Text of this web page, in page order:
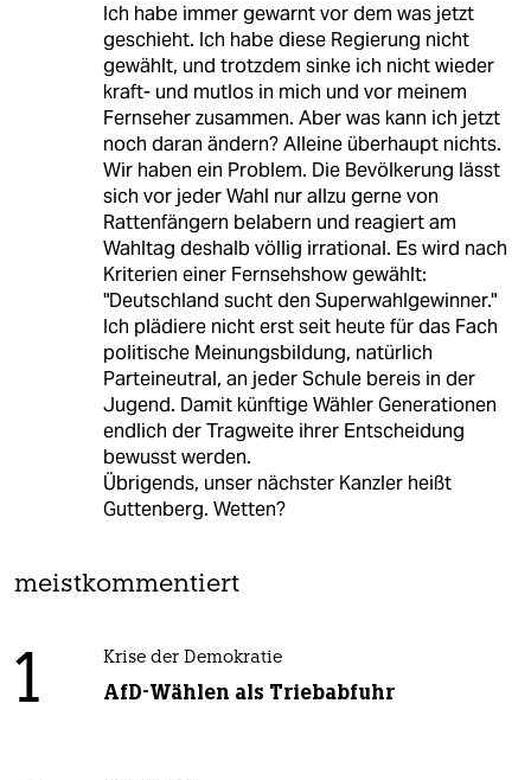
Ich habe immer gewarnt vor dem was jetzt
geschieht. Ich habe diese Regierung nicht
gewählt, und trotzdem sinke ich nicht wieder
kraft- und mutlos in mich und vor meinem
Fernseher zusammen. Aber was kann ich jetzt
noch daran ändern? Alleine überhaupt nichts.
Wir haben ein Problem. Die Bevölkerung lässt
sich vor jeder Wahl nur allzu gerne von
Rattenfängern belabern und reagiert am
Wahltag deshalb völlig irrational. Es wird nach
Kriterien einer Fernsehshow gewählt:
"Deutschland sucht den Superwahlgewinner."
Ich plädiere nicht erst seit heute für das Fach
politische Meinungsbildung, natürlich
Parteineutral, an jeder Schule bereis in der
Jugend. Damit künftige Wähler Generationen
endlich der Tragweite ihrer Entscheidung
bewusst werden.
Übrigends, unser nächster Kanzler heißt
Guttenberg. Wetten?
meistkommentiert
1 Krise der Demokratie
AfD-Wählen als Triebabfuhr